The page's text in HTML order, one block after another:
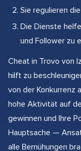
Sie regulieren
Die Dienste
und Follower zu
Cheat in Trovo von
hilft zu
von der Konkurrenz
hohe Aktivität auf
gewinnen und Ihre
Hauptsache —
alle Bemühungen